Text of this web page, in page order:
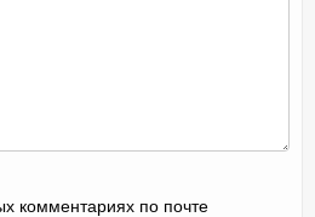
комментариях по почте